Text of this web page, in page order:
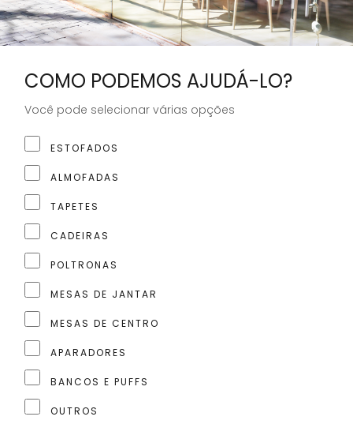
COMO PODEMOS AJUDÁ-LO?
Você pode selecionar várias opções
ESTOFADOS
ALMOFADAS
TAPETES
CADEIRAS
POLTRONAS
MESAS DE JANTAR
MESAS DE CENTRO
APARADORES
BANCOS E PUFFS
OUTROS